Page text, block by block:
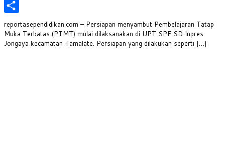
PrintFriendly
Share
reportasependidikan.com – Persiapan menyambut Pembelajaran Tatap
Muka Terbatas (PTMT) mulai dilaksanakan di UPT SPF SD Inpres
Jongaya kecamatan Tamalate. Persiapan yang dilakukan seperti […]